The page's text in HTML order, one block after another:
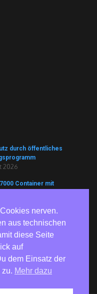
durch öffentliches
2026
Container mit
2026
Hiroshima und
Bundesweite
erinnern an die
Atomwaffen
2026
nerven.
aus technischen
diese Seite
auf
dem Einsatz der
Mehr dazu